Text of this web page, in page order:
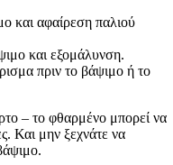
και αφαίρεση παλιού
και εξομάλυνση.
πριν το βάψιμο ή το
– το φθαρμένο μπορεί να
Και μην ξεχνάτε να